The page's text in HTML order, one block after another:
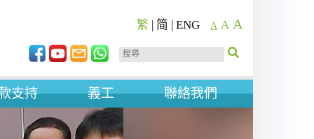
繁 | 简 | ENG A A A
支持 義工 聯絡我們